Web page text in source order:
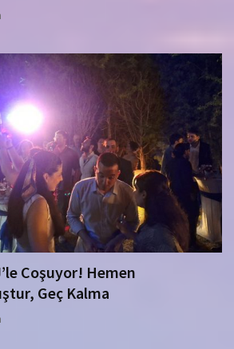
Coşuyor! Hemen
Geç Kalma